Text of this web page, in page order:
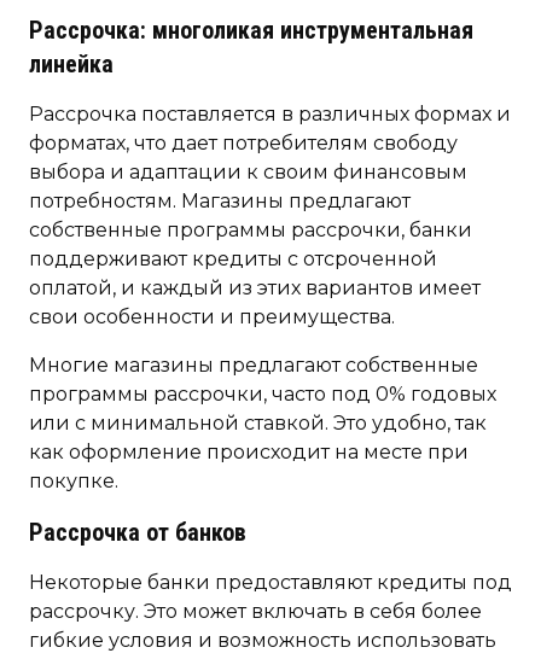
Рассрочка: многоликая инструментальная
линейка
Рассрочка поставляется в различных формах и
форматах, что дает потребителям свободу
выбора и адаптации к своим финансовым
потребностям. Магазины предлагают
собственные программы рассрочки, банки
поддерживают кредиты с отсроченной
оплатой, и каждый из этих вариантов имеет
свои особенности и преимущества.
Многие магазины предлагают собственные
программы рассрочки, часто под 0% годовых
или с минимальной ставкой. Это удобно, так
как оформление происходит на месте при
покупке.
Рассрочка от банков
Некоторые банки предоставляют кредиты под
рассрочку. Это может включать в себя более
гибкие условия и возможность использовать